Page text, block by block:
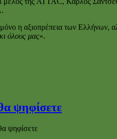
μόνο η αξιοπρέπεια των Ελλήνων,
όλους μας».
ψηφίσετε
ψηφίσετε